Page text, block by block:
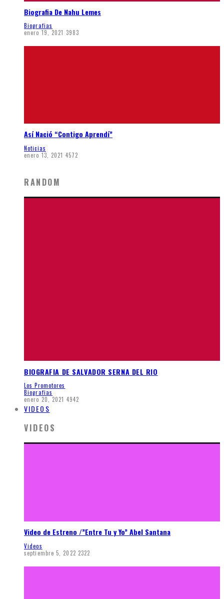
Biografia De Nahu Lemes
Biografias
enero 19, 2021 3983
Así Nació “Contigo Aprendí”
Noticias
enero 13, 2021 4572
RANDOM
BIOGRAFIA DE SALVADOR SERNA DEL RIO
Los Promotores
Biografias
enero 20, 2021 4942
VIDEOS
VIDEOS
Video de Estreno /”Entre Tu y Yo” Abel Santana
Videos
septiembre 5, 2022 2322